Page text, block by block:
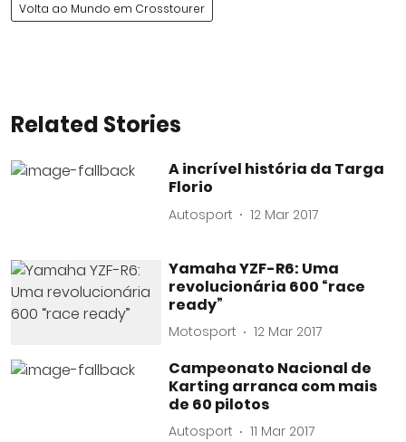
Volta ao Mundo em Crosstourer
Related Stories
A incrível história da Targa
Florio
Autosport 12 Mar 2017
Yamaha YZF-R6: Uma
revolucionária 600 “race
ready”
Motosport 12 Mar 2017
Campeonato Nacional de
Karting arranca com mais
de 60 pilotos
Autosport 11 Mar 2017